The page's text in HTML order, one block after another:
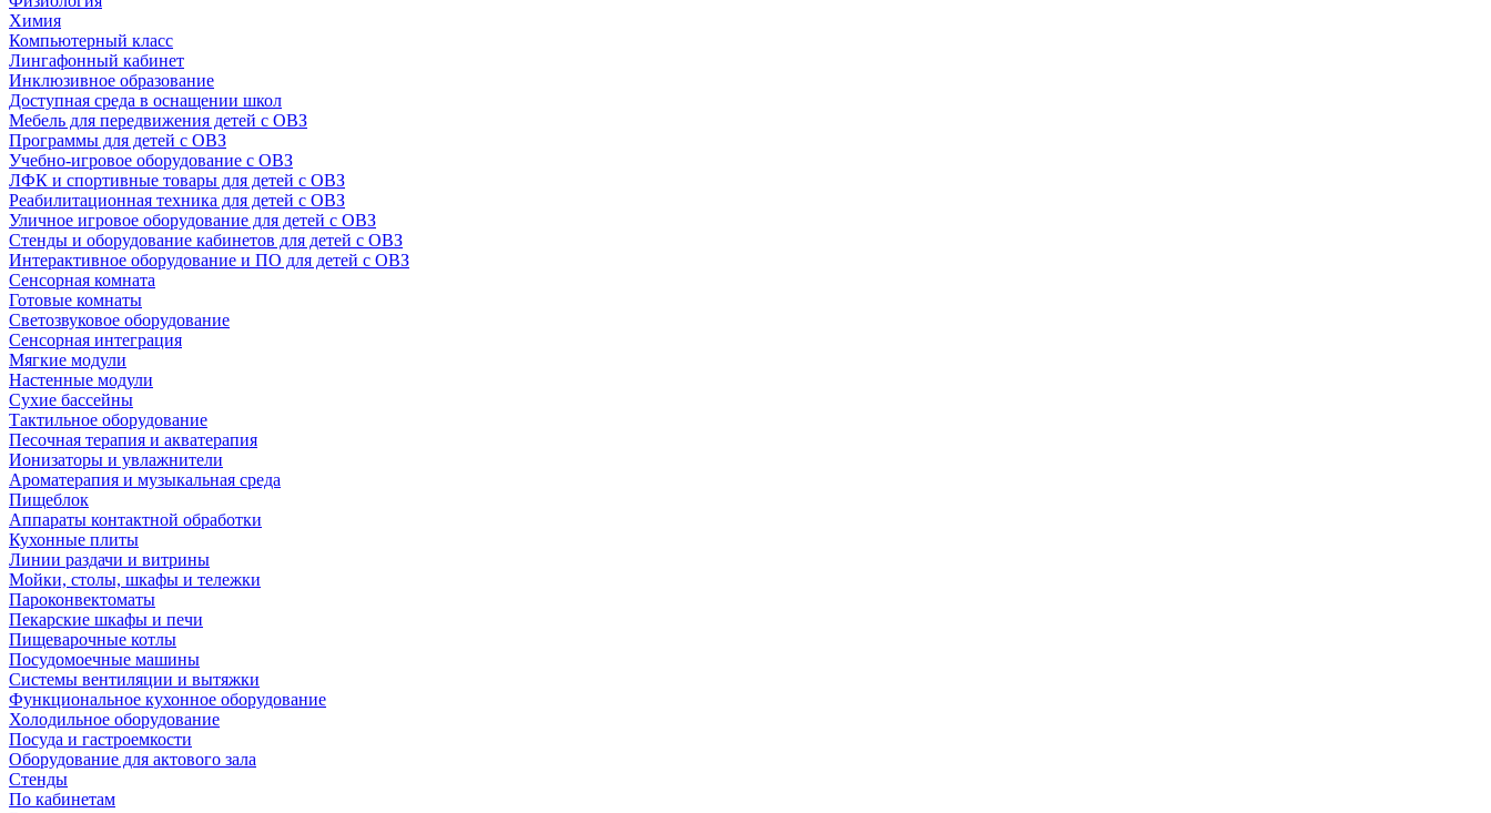
Химия
Компьютерный класс
Лингафонный кабинет
Инклюзивное образование
Доступная среда в оснащении школ
Мебель для передвижения детей с ОВЗ
Программы для детей с ОВЗ
Учебно-игровое оборудование с ОВЗ
ЛФК и спортивные товары для детей с ОВЗ
Реабилитационная техника для детей с ОВЗ
Уличное игровое оборудование для детей с ОВЗ
Стенды и оборудование кабинетов для детей с ОВЗ
Интерактивное оборудование и ПО для детей с ОВЗ
Сенсорная комната
Готовые комнаты
Светозвуковое оборудование
Сенсорная интеграция
Мягкие модули
Настенные модули
Сухие бассейны
Тактильное оборудование
Песочная терапия и акватерапия
Ионизаторы и увлажнители
Ароматерапия и музыкальная среда
Пищеблок
Аппараты контактной обработки
Кухонные плиты
Линии раздачи и витрины
Мойки, столы, шкафы и тележки
Пароконвектоматы
Пекарские шкафы и печи
Пищеварочные котлы
Посудомоечные машины
Системы вентиляции и вытяжки
Функциональное кухонное оборудование
Холодильное оборудование
Посуда и гастроемкости
Оборудование для актового зала
Стенды
По кабинетам